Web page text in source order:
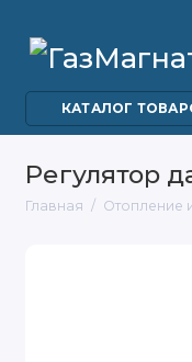
КАТАЛОГ
Регулятор
Главная Отопление